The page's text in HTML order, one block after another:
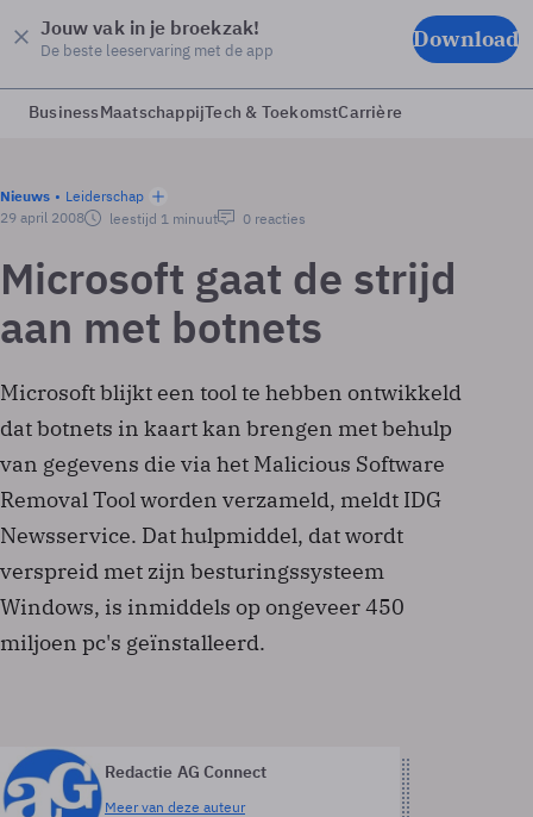
Jouw vak in je broekzak!
De beste leeservaring met de app Download
BusinessMaatschappijTech & ToekomstCarrière
Nieuws
Leiderschap
29 april 2008
leestijd 1 minuut 0 reacties
Microsoft gaat de strijd
aan met botnets
Microsoft blijkt een tool te hebben ontwikkeld
dat botnets in kaart kan brengen met behulp
van gegevens die via het Malicious Software
Removal Tool worden verzameld, meldt IDG
Newsservice. Dat hulpmiddel, dat wordt
verspreid met zijn besturingssysteem
Windows, is inmiddels op ongeveer 450
miljoen pc's geïnstalleerd.
Redactie AG Connect
Meer van deze auteur